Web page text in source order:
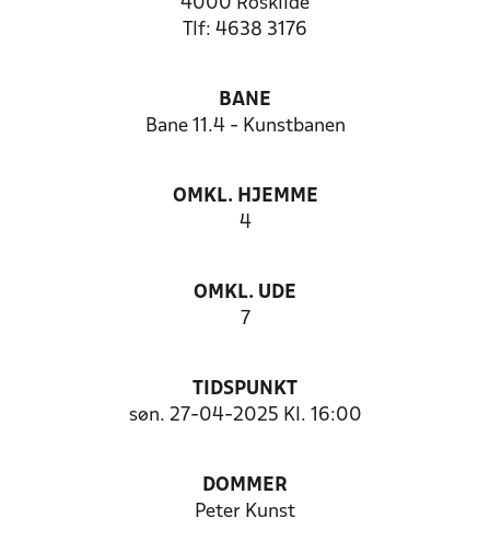
4000 Roskilde
Tlf: 4638 3176
BANE
Bane 11.4 - Kunstbanen
OMKL. HJEMME
4
OMKL. UDE
7
TIDSPUNKT
søn. 27-04-2025 Kl. 16:00
DOMMER
Peter Kunst